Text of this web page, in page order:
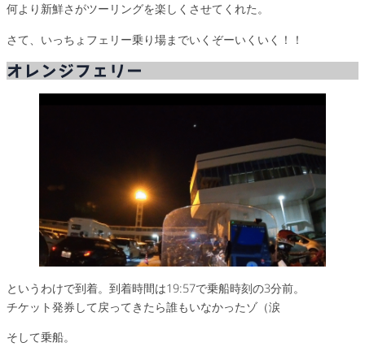
何より新鮮さがツーリングを楽しくさせてくれた。
さて、いっちょフェリー乗り場までいくぞーいくいく！！
オレンジフェリー
というわけで到着。到着時間は19:57で乗船時刻の3分前。
チケット発券して戻ってきたら誰もいなかったゾ（涙
そして乗船。